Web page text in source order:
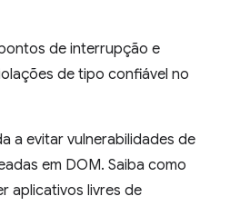
de interrupção e
de tipo confiável no
a evitar vulnerabilidades de
em DOM. Saiba como
aplicativos livres de